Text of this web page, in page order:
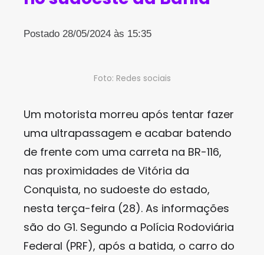
Postado 28/05/2024 às 15:35
Foto: Redes sociais
Um motorista morreu após tentar fazer
uma ultrapassagem e acabar batendo
de frente com uma carreta na BR-116,
nas proximidades de Vitória da
Conquista, no sudoeste do estado,
nesta terça-feira (28). As informações
são do G1. Segundo a Polícia Rodoviária
Federal (PRF), após a batida, o carro do